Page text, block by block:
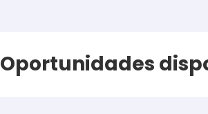
Oportunidades